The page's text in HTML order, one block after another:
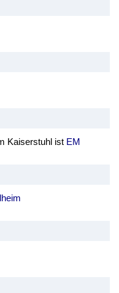
Kaiserstuhl ist EM